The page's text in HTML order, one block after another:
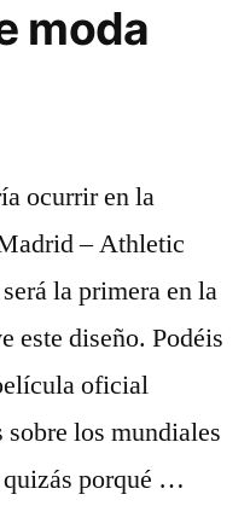
moda
ocurrir en la
– Athletic
la primera en la
este diseño. Podéis
oficial
los mundiales
quizás porqué …